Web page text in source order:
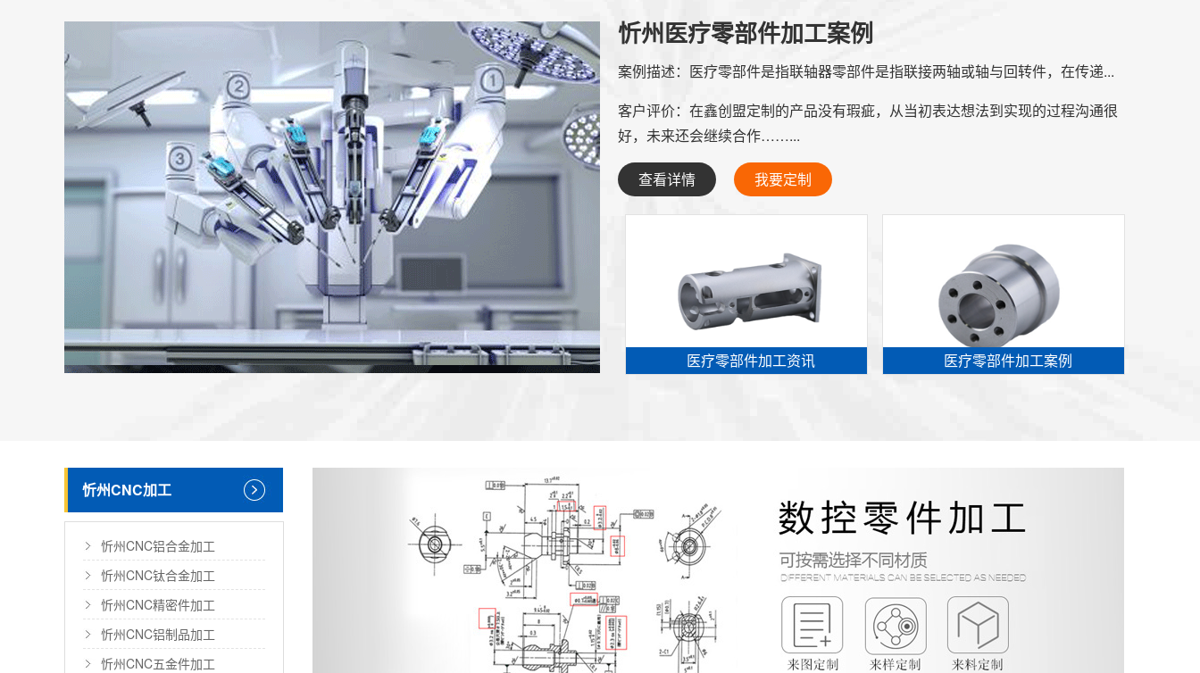
忻州医疗零部件加工案例
案例描述： 医疗零部件是指联轴器零部件是指联接两轴或轴与回转件，在传递...
客户评价： 在鑫创盟定制的产品没有瑕疵，从当初表达想法到实现的过程沟通很
好，未来还会继续合作……...
查看详情 我要定制
医疗零部件加工资讯 医疗零部件加工案例
忻州CNC加工
忻州CNC铝合金加工
忻州CNC钛合金加工
忻州CNC精密件加工
忻州CNC铝制品加工
忻州CNC五金件加工